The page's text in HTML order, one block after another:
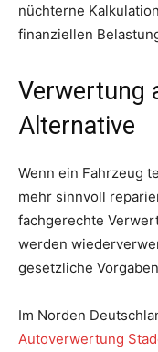
nüchterne
finanziellen
Verwertung
Alternative
Wenn ein Fahrzeug
mehr sinnvoll
fachgerechte
werden
gesetzliche
Im Norden
Autoverwertung